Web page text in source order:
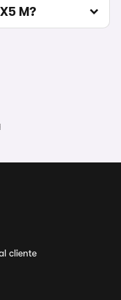
M?
cliente